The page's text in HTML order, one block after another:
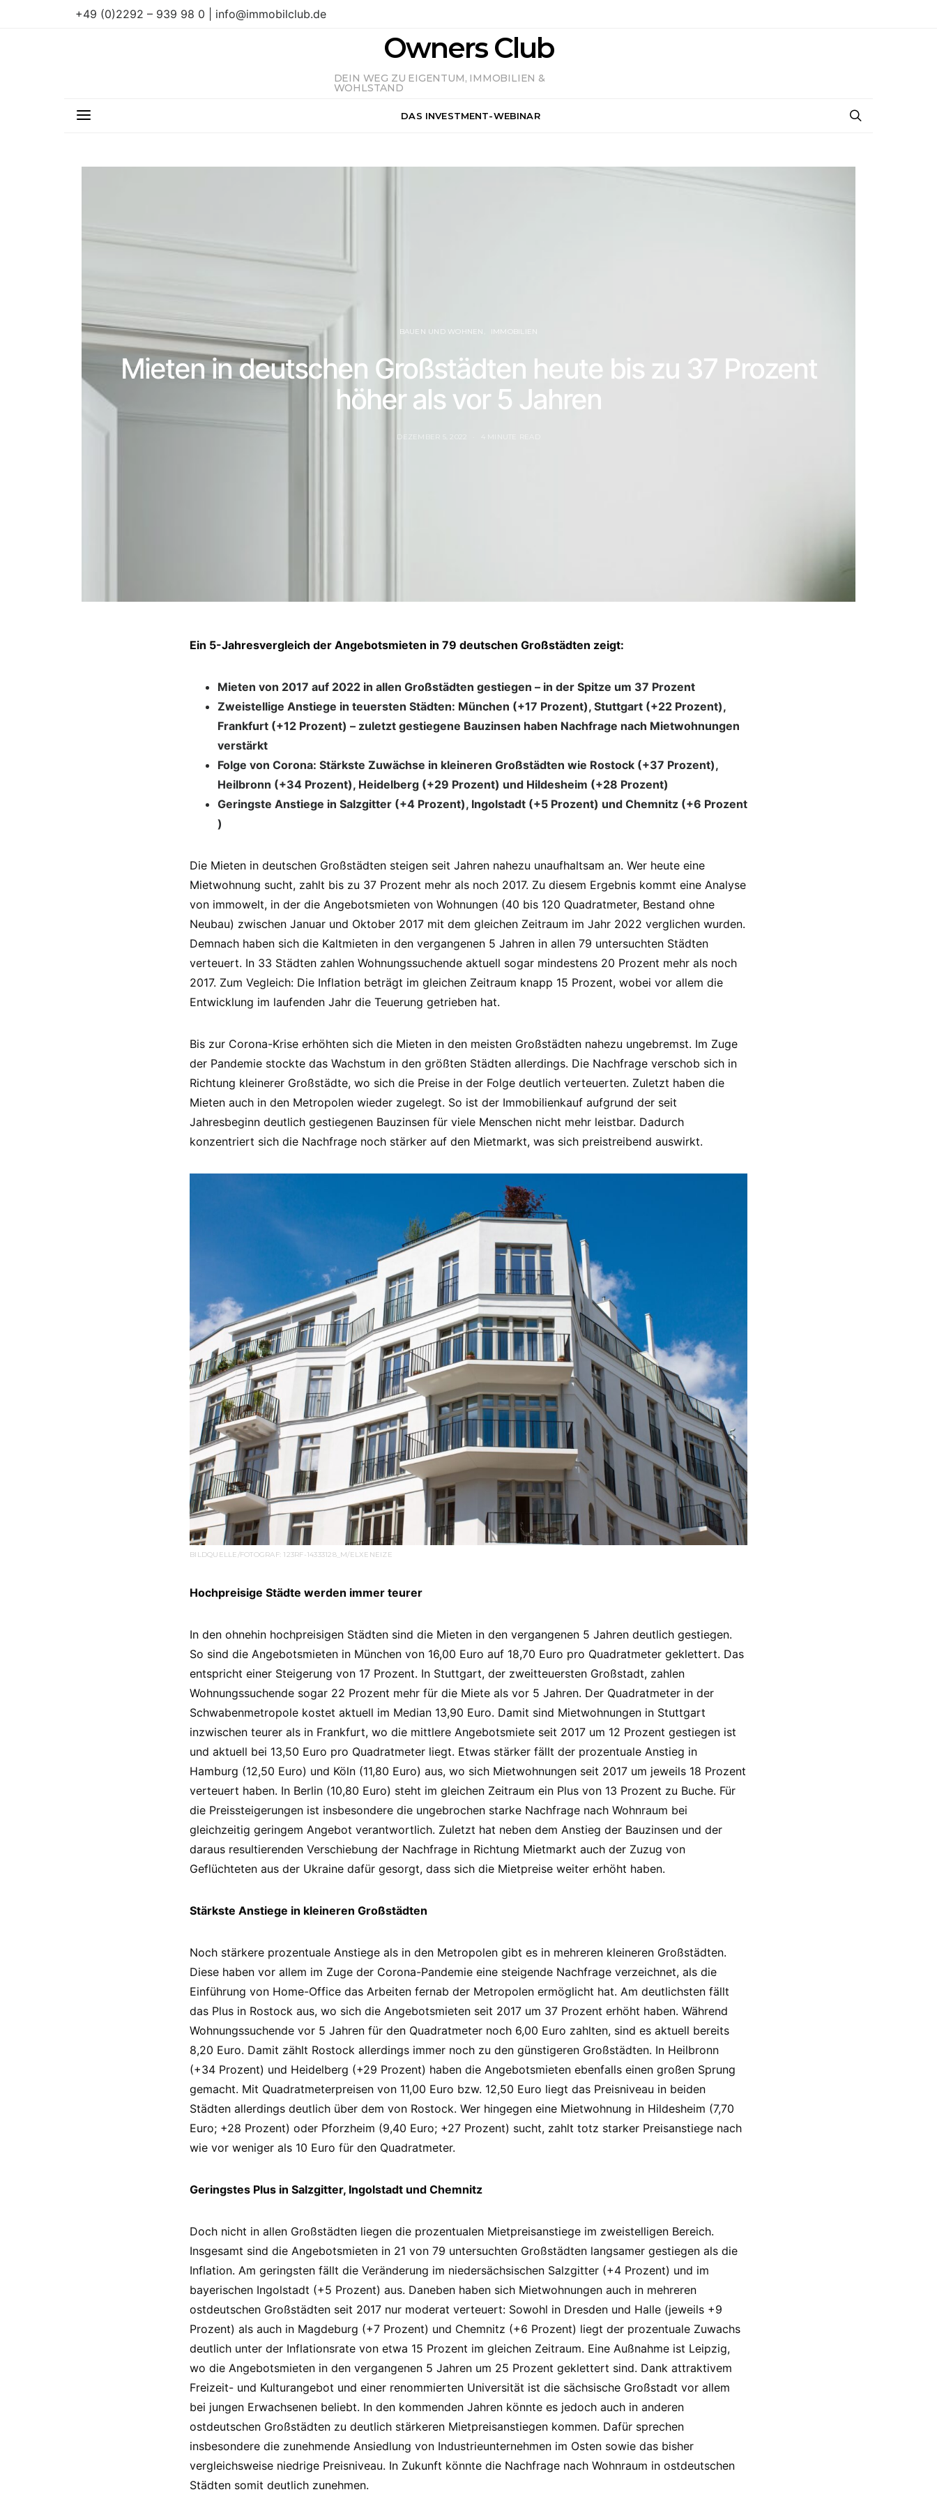
+49 (0)2292 – 939 98 0 | info@immobilclub.de
Owners Club
DEIN WEG ZU EIGENTUM, IMMOBILIEN &
WOHLSTAND
DAS INVESTMENT-WEBINAR
BAUEN UND WOHNEN IMMOBILIEN
Mieten in deutschen Großstädten heute bis zu 37 Prozent
höher als vor 5 Jahren
DEZEMBER 5, 2022
Ein 5-Jahresvergleich der Angebotsmieten in 79 deutschen Großstädten zeigt:
Mieten von 2017 auf 2022 in allen Großstädten gestiegen – in der Spitze um 37 Prozent
Zweistellige Anstiege in teuersten Städten: München (+17 Prozent), Stuttgart (+22 Prozent),
Frankfurt (+12 Prozent) – zuletzt gestiegene Bauzinsen haben Nachfrage nach Mietwohnungen
verstärkt
Folge von Corona: Stärkste Zuwächse in kleineren Großstädten wie Rostock (+37 Prozent),
Heilbronn (+34 Prozent), Heidelberg (+29 Prozent) und Hildesheim (+28 Prozent)
Geringste Anstiege in Salzgitter (+4 Prozent), Ingolstadt (+5 Prozent) und Chemnitz (+6 Prozent
)
Die Mieten in deutschen Großstädten steigen seit Jahren nahezu unaufhaltsam an. Wer heute eine
Mietwohnung sucht, zahlt bis zu 37 Prozent mehr als noch 2017. Zu diesem Ergebnis kommt eine Analyse
von immowelt, in der die Angebotsmieten von Wohnungen (40 bis 120 Quadratmeter, Bestand ohne
Neubau) zwischen Januar und Oktober 2017 mit dem gleichen Zeitraum im Jahr 2022 verglichen wurden.
Demnach haben sich die Kaltmieten in den vergangenen 5 Jahren in allen 79 untersuchten Städten
verteuert. In 33 Städten zahlen Wohnungssuchende aktuell sogar mindestens 20 Prozent mehr als noch
2017. Zum Vegleich: Die Inflation beträgt im gleichen Zeitraum knapp 15 Prozent, wobei vor allem die
Entwicklung im laufenden Jahr die Teuerung getrieben hat.
Bis zur Corona-Krise erhöhten sich die Mieten in den meisten Großstädten nahezu ungebremst. Im Zuge
der Pandemie stockte das Wachstum in den größten Städten allerdings. Die Nachfrage verschob sich in
Richtung kleinerer Großstädte, wo sich die Preise in der Folge deutlich verteuerten. Zuletzt haben die
Mieten auch in den Metropolen wieder zugelegt. So ist der Immobilienkauf aufgrund der seit
Jahresbeginn deutlich gestiegenen Bauzinsen für viele Menschen nicht mehr leistbar. Dadurch
konzentriert sich die Nachfrage noch stärker auf den Mietmarkt, was sich preistreibend auswirkt.
BILDQUELLE/FOTOGRAF: 123RF-14333128_M/ELXENEIZE
Hochpreisige Städte werden immer teurer
In den ohnehin hochpreisigen Städten sind die Mieten in den vergangenen 5 Jahren deutlich gestiegen.
So sind die Angebotsmieten in München von 16,00 Euro auf 18,70 Euro pro Quadratmeter geklettert. Das
entspricht einer Steigerung von 17 Prozent. In Stuttgart, der zweitteuersten Großstadt, zahlen
Wohnungssuchende sogar 22 Prozent mehr für die Miete als vor 5 Jahren. Der Quadratmeter in der
Schwabenmetropole kostet aktuell im Median 13,90 Euro. Damit sind Mietwohnungen in Stuttgart
inzwischen teurer als in Frankfurt, wo die mittlere Angebotsmiete seit 2017 um 12 Prozent gestiegen ist
und aktuell bei 13,50 Euro pro Quadratmeter liegt. Etwas stärker fällt der prozentuale Anstieg in
Hamburg (12,50 Euro) und Köln (11,80 Euro) aus, wo sich Mietwohnungen seit 2017 um jeweils 18 Prozent
verteuert haben. In Berlin (10,80 Euro) steht im gleichen Zeitraum ein Plus von 13 Prozent zu Buche. Für
die Preissteigerungen ist insbesondere die ungebrochen starke Nachfrage nach Wohnraum bei
gleichzeitig geringem Angebot verantwortlich. Zuletzt hat neben dem Anstieg der Bauzinsen und der
daraus resultierenden Verschiebung der Nachfrage in Richtung Mietmarkt auch der Zuzug von
Geflüchteten aus der Ukraine dafür gesorgt, dass sich die Mietpreise weiter erhöht haben.
Stärkste Anstiege in kleineren Großstädten
Noch stärkere prozentuale Anstiege als in den Metropolen gibt es in mehreren kleineren Großstädten.
Diese haben vor allem im Zuge der Corona-Pandemie eine steigende Nachfrage verzeichnet, als die
Einführung von Home-Office das Arbeiten fernab der Metropolen ermöglicht hat. Am deutlichsten fällt
das Plus in Rostock aus, wo sich die Angebotsmieten seit 2017 um 37 Prozent erhöht haben. Während
Wohnungssuchende vor 5 Jahren für den Quadratmeter noch 6,00 Euro zahlten, sind es aktuell bereits
8,20 Euro. Damit zählt Rostock allerdings immer noch zu den günstigeren Großstädten. In Heilbronn
(+34 Prozent) und Heidelberg (+29 Prozent) haben die Angebotsmieten ebenfalls einen großen Sprung
gemacht. Mit Quadratmeterpreisen von 11,00 Euro bzw. 12,50 Euro liegt das Preisniveau in beiden
Städten allerdings deutlich über dem von Rostock. Wer hingegen eine Mietwohnung in Hildesheim (7,70
Euro; +28 Prozent) oder Pforzheim (9,40 Euro; +27 Prozent) sucht, zahlt totz starker Preisanstiege nach
wie vor weniger als 10 Euro für den Quadratmeter.
Geringstes Plus in Salzgitter, Ingolstadt und Chemnitz
Doch nicht in allen Großstädten liegen die prozentualen Mietpreisanstiege im zweistelligen Bereich.
Insgesamt sind die Angebotsmieten in 21 von 79 untersuchten Großstädten langsamer gestiegen als die
Inflation. Am geringsten fällt die Veränderung im niedersächsischen Salzgitter (+4 Prozent) und im
bayerischen Ingolstadt (+5 Prozent) aus. Daneben haben sich Mietwohnungen auch in mehreren
ostdeutschen Großstädten seit 2017 nur moderat verteuert: Sowohl in Dresden und Halle (jeweils +9
Prozent) als auch in Magdeburg (+7 Prozent) und Chemnitz (+6 Prozent) liegt der prozentuale Zuwachs
deutlich unter der Inflationsrate von etwa 15 Prozent im gleichen Zeitraum. Eine Außnahme ist Leipzig,
wo die Angebotsmieten in den vergangenen 5 Jahren um 25 Prozent geklettert sind. Dank attraktivem
Freizeit- und Kulturangebot und einer renommierten Universität ist die sächsische Großstadt vor allem
bei jungen Erwachsenen beliebt. In den kommenden Jahren könnte es jedoch auch in anderen
ostdeutschen Großstädten zu deutlich stärkeren Mietpreisanstiegen kommen. Dafür sprechen
insbesondere die zunehmende Ansiedlung von Industrieunternehmen im Osten sowie das bisher
vergleichsweise niedrige Preisniveau. In Zukunft könnte die Nachfrage nach Wohnraum in ostdeutschen
Städten somit deutlich zunehmen.